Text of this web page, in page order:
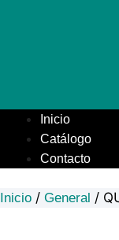
Inicio
Catálogo
Contacto
Inicio / General /